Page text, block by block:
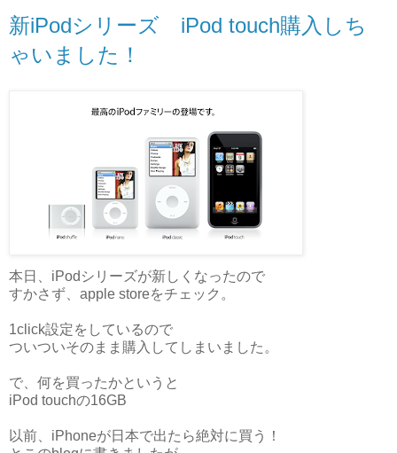
新iPodシリーズ iPod touch購入しち
ゃいました！
本日、iPodシリーズが新しくなったので
すかさず、apple storeをチェック。
1click設定をしているので
ついついそのまま購入してしまいました。
で、何を買ったかというと
iPod touchの16GB
以前、iPhoneが日本で出たら絶対に買う！